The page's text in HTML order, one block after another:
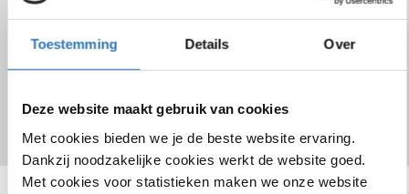
Toestemming Details Over
Deze website maakt gebruik van cookies
Met cookies bieden we je de beste website ervaring.
Dankzij noodzakelijke cookies werkt de website goed.
Met cookies voor statistieken maken we onze website
droomfiets. Vraag ons naar de mogelijkheden.